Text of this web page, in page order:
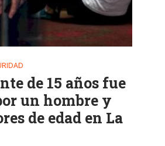
de 15 años fue
un hombre y
de edad en La